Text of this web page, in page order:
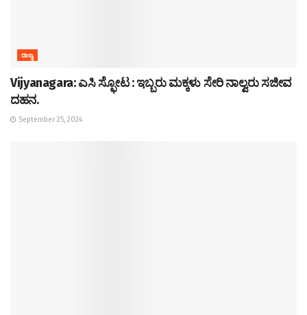
ರಾಜ್ಯ
Vijyanagara: ಎಸಿ ಸ್ಫೋಟ : ಇಬ್ಬರು ಮಕ್ಕಳು ಸೇರಿ ನಾಲ್ವರು ಸಜೀವ
ದಹನ.
September 25, 2024